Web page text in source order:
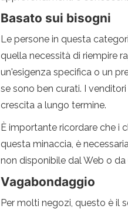
Basato sui bisogni
Le persone in questa
quella necessità di riempire
un'esigenza specifica o un
se sono ben curati. I
crescita a lungo termine.
È importante ricordare che i
questa minaccia, è
non disponibile dal Web o
Vagabondaggio
Per molti negozi, questo è il